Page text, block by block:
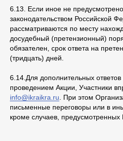
6.13. Если иное не
законодательством Российской
рассматриваются по месту
досудебный (претензионный)
обязателен, срок ответа на
(тридцать) дней.
6.14.Для дополнительных
проведением Акции, Участники
info@ikraikra.ru . При этом
письменные переговоры или в
кроме случаев, предусмотренных